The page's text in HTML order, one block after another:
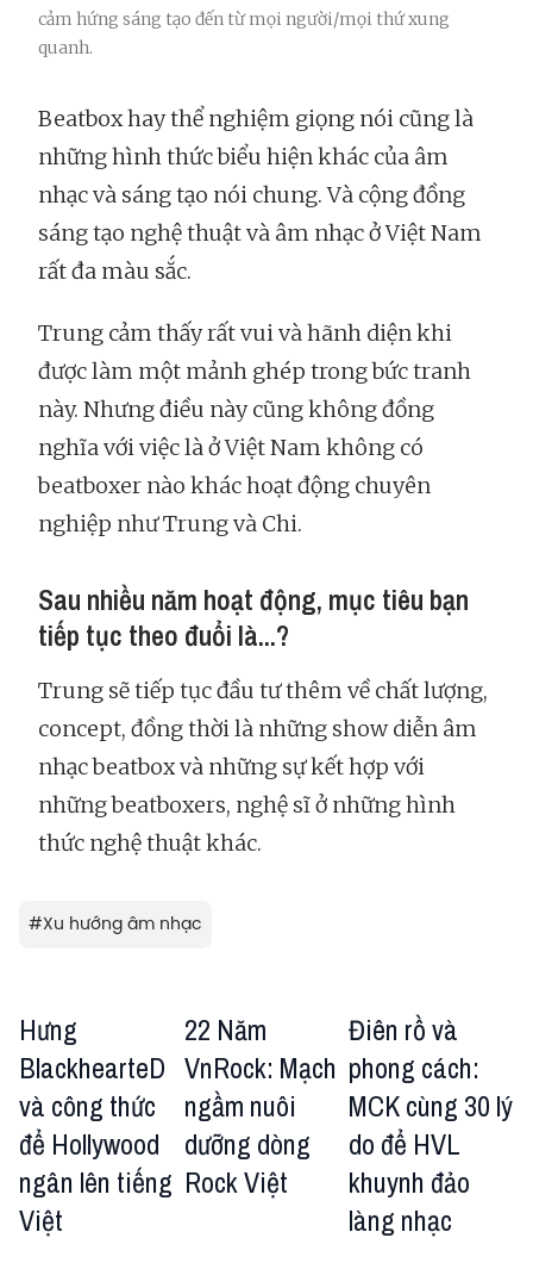
cảm hứng sáng tạo đến từ mọi người/mọi thứ xung
quanh.
Beatbox hay thể nghiệm giọng nói cũng là
những hình thức biểu hiện khác của âm
nhạc và sáng tạo nói chung. Và cộng đồng
sáng tạo nghệ thuật và âm nhạc ở Việt Nam
rất đa màu sắc.
Trung cảm thấy rất vui và hãnh diện khi
được làm một mảnh ghép trong bức tranh
này. Nhưng điều này cũng không đồng
nghĩa với việc là ở Việt Nam không có
beatboxer nào khác hoạt động chuyên
nghiệp như Trung và Chi.
Sau nhiều năm hoạt động, mục tiêu bạn
tiếp tục theo đuổi là...?
Trung sẽ tiếp tục đầu tư thêm về chất lượng,
concept, đồng thời là những show diễn âm
nhạc beatbox và những sự kết hợp với
những beatboxers, nghệ sĩ ở những hình
thức nghệ thuật khác.
#Xu hướng âm nhạc
Hưng
BlackhearteD
và công thức
để Hollywood
ngân lên tiếng
Việt
22 Năm
VnRock: Mạch
ngầm nuôi
dưỡng dòng
Rock Việt
Điên rồ và
phong cách:
MCK cùng 30 lý
do để HVL
khuynh đảo
làng nhạc